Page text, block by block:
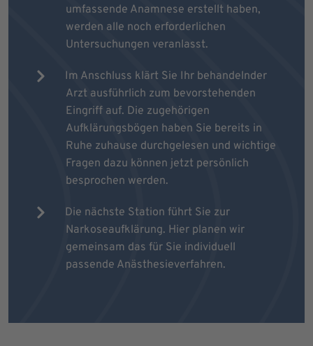
umfassende Anamnese erstellt haben,
werden alle noch erforderlichen
Untersuchungen veranlasst.
Im Anschluss klärt Sie Ihr behandelnder
Arzt ausführlich zum bevorstehenden
Eingriff auf. Die zugehörigen
Aufklärungsbögen haben Sie bereits in
Ruhe zuhause durchgelesen und wichtige
Fragen dazu können jetzt persönlich
besprochen werden.
Die nächste Station führt Sie zur
Narkoseaufklärung. Hier planen wir
gemeinsam das für Sie individuell
passende Anästhesieverfahren.